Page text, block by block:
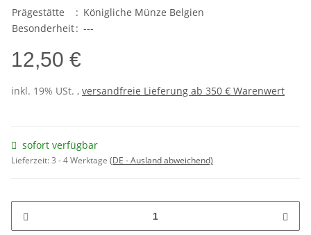
Prägestätte
: Königliche Münze Belgien
Besonderheit: ---
12,50 €
inkl. 19% USt. , versandfreie Lieferung ab 350 € Warenwert
sofort verfügbar
Lieferzeit:3 - 4 Werktage (DE - Ausland abweichend)